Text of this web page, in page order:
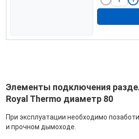
Элементы подключения
Royal Thermo диаметр 80
При эксплуатации необходимо
и прочном дымоходе.